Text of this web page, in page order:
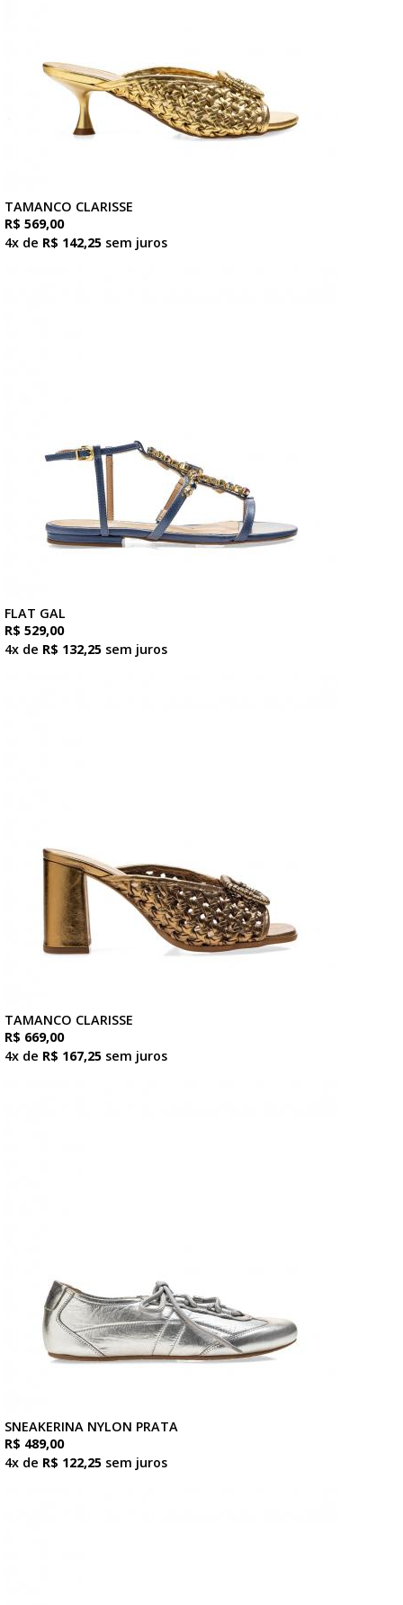
TAMANCO CLARISSE
R$ 569,00
4x de R$ 142,25 sem juros
FLAT GAL
R$ 529,00
4x de R$ 132,25 sem juros
TAMANCO CLARISSE
R$ 669,00
4x de R$ 167,25 sem juros
SNEAKERINA NYLON PRATA
R$ 489,00
4x de R$ 122,25 sem juros